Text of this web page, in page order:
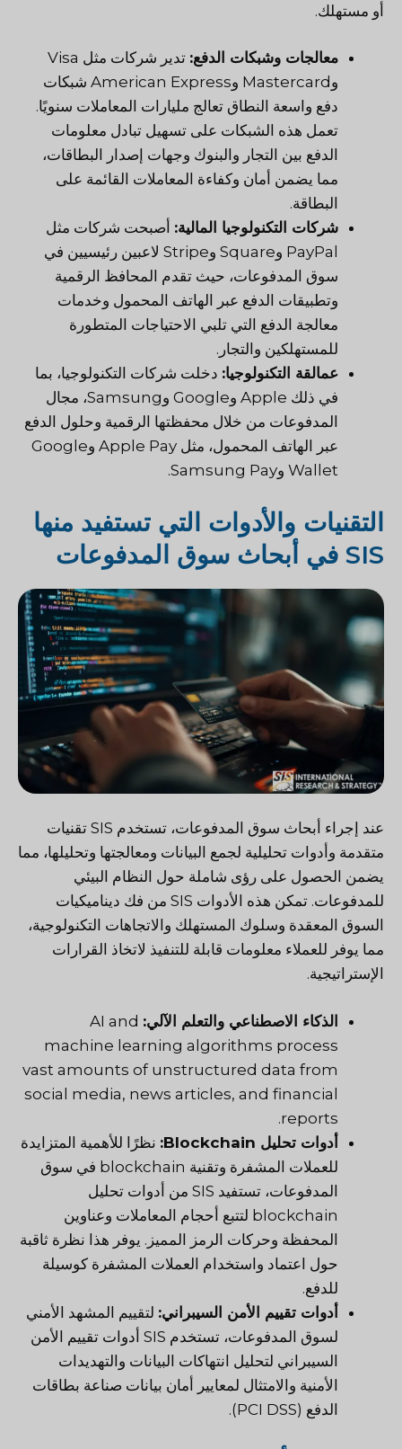
أو مستهلك.
معالجات وشبكات الدفع:
تدير شركات مثل Visa
وMastercard وAmerican Express شبكات
دفع واسعة النطاق تعالج مليارات المعاملات سنويًا.
تعمل هذه الشبكات على تسهيل تبادل معلومات
الدفع بين التجار والبنوك وجهات إصدار البطاقات،
مما يضمن أمان وكفاءة المعاملات القائمة على
البطاقة.
شركات التكنولوجيا المالية: أصبحت شركات مثل
PayPal وSquare وStripe لاعبين رئيسيين في
سوق المدفوعات، حيث تقدم المحافظ الرقمية
وتطبيقات الدفع عبر الهاتف المحمول وخدمات
معالجة الدفع التي تلبي الاحتياجات المتطورة
للمستهلكين والتجار.
عمالقة التكنولوجيا: دخلت شركات التكنولوجيا، بما
في ذلك Apple وGoogle وSamsung، مجال
المدفوعات من خلال محفظتها الرقمية وحلول الدفع
عبر الهاتف المحمول، مثل Apple Pay وGoogle
Wallet وSamsung Pay.
التقنيات والأدوات التي تستفيد منها
SIS في أبحاث سوق المدفوعات
عند إجراء أبحاث سوق المدفوعات، تستخدم SIS تقنيات
متقدمة وأدوات تحليلية لجمع البيانات ومعالجتها وتحليلها، مما
يضمن الحصول على رؤى شاملة حول النظام البيئي
للمدفوعات. تمكن هذه الأدوات SIS من فك ديناميكيات
السوق المعقدة وسلوك المستهلك والاتجاهات التكنولوجية،
مما يوفر للعملاء معلومات قابلة للتنفيذ لاتخاذ القرارات
الإستراتيجية.
الذكاء الاصطناعي والتعلم الآلي: AI and
machine learning algorithms process
vast amounts of unstructured data from
social media, news articles, and financial
reports.
أدوات تحليل Blockchain:
نظرًا للأهمية المتزايدة
للعملات المشفرة وتقنية blockchain في سوق
المدفوعات، تستفيد SIS من أدوات تحليل
blockchain لتتبع أحجام المعاملات وعناوين
المحفظة وحركات الرمز المميز. يوفر هذا نظرة ثاقبة
حول اعتماد واستخدام العملات المشفرة كوسيلة
للدفع.
أدوات تقييم الأمن السيبراني: لتقييم المشهد الأمني
لسوق المدفوعات، تستخدم SIS أدوات تقييم الأمن
السيبراني لتحليل انتهاكات البيانات والتهديدات
الأمنية والامتثال لمعايير أمان بيانات صناعة بطاقات
الدفع (PCI DSS).